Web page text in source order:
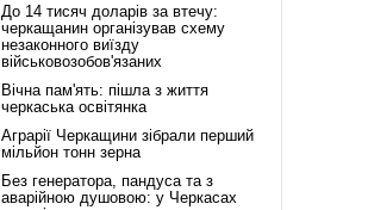
До 14 тисяч доларів за втечу:
черкащанин організував схему
незаконного виїзду
військовозобов'язаних
Вічна пам'ять: пішла з життя
черкаська освітянка
Аграрії Черкащини зібрали перший
мільйон тонн зерна
Без генератора, пандуса та з
аварійною душовою: у Черкасах